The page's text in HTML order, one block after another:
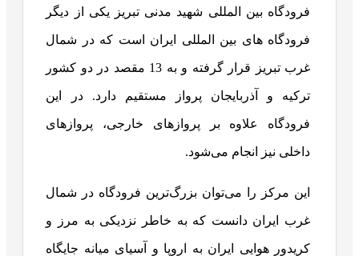
فرودگاه بین المللی شهید مدنی تبریز یکی از دیگر
فرودگاه های بین المللی ایران است که در شمال
غرب تبریز قرار گرفته و به 13 مقصد در دو کشور
ترکیه و آذربایجان پرواز مستقیم دارد. در این
فرودگاه علاوه بر پروازهای خارجی، پروازهای
داخلی نیز انجام می‌شود.
این مرکز را می‌توان بزرگ‌ترین فرودگاه در شمال
غرب ایران دانست که به خاطر نزدیکی به مرز و
کریدور هوایی ایران به اروپا و آسیای میانه جایگاه